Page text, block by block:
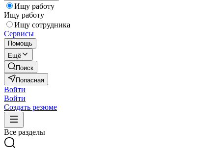
Ищу работу
Ищу работу
Ищу сотрудника
Сервисы
Помощь
Ещё
Поиск
Попасная
Войти
Войти
Создать резюме
Все разделы